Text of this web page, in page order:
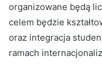
organizowane będą
celem będzie
oraz integracja
ramach